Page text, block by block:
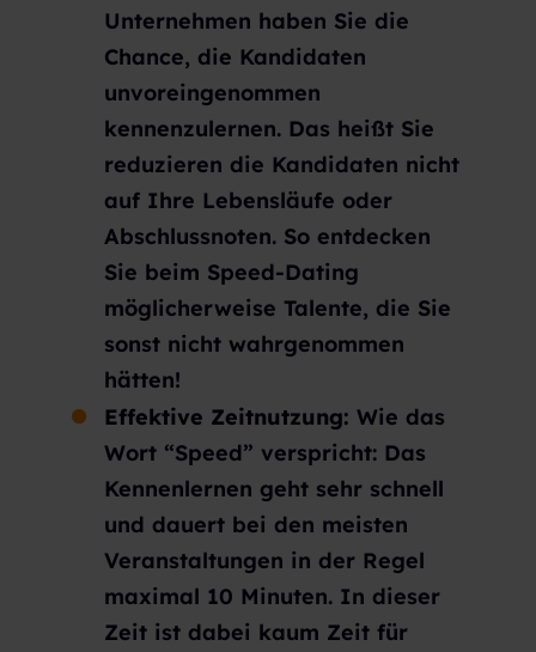
Unternehmen haben Sie die
Chance, die Kandidaten
unvoreingenommen
kennenzulernen. Das heißt Sie
reduzieren die Kandidaten nicht
auf Ihre Lebensläufe oder
Abschlussnoten. So entdecken
Sie beim Speed-Dating
möglicherweise Talente, die Sie
sonst nicht wahrgenommen
hätten!
Effektive Zeitnutzung: Wie das
Wort “Speed” verspricht: Das
Kennenlernen geht sehr schnell
und dauert bei den meisten
Veranstaltungen in der Regel
maximal 10 Minuten. In dieser
Zeit ist dabei kaum Zeit für